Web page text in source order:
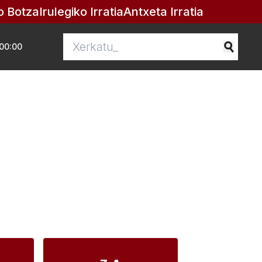
BotzaIrulegiko IrratiaAntxeta Irratia